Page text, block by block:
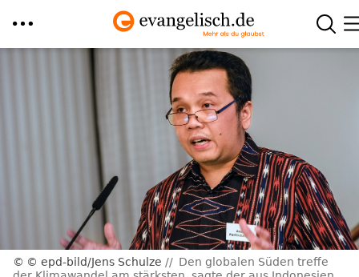
© epd-bild/Jens Schulze
Den globalen Süden treffe